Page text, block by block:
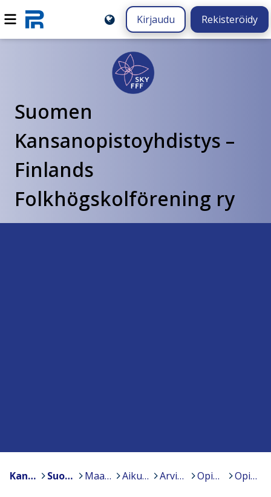
Kirjaudu Rekisteröidy
Suomen
Kansanopistoyhdistys –
Finlands
Folkhögskolförening ry
Kansanopistot Suomen Kansanopistoyhdistys – Finlands Folkhögskolförening ry Maahanmuuttajille suunnattuja koulutuksia kansanopistoissa Aikuisten perusopetus Arviointi Opiskelun itsearvioinninlomake Opiskelun itsearvioinninlomake (word)